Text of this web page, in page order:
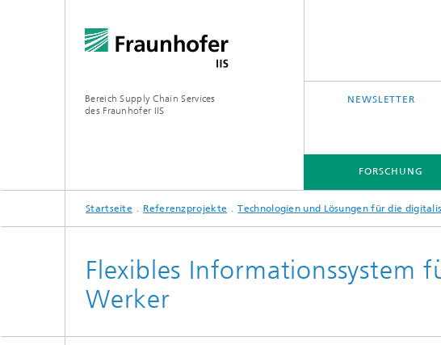
Bereich Supply Chain Services
des Fraunhofer IIS
NEWSLETTER
FORSCHUNG
FORSCHUNG
ÜBER UNS
Startseite Referenzprojekte Technologien und Lösungen für die
Flexibles Informationssystem
Werker